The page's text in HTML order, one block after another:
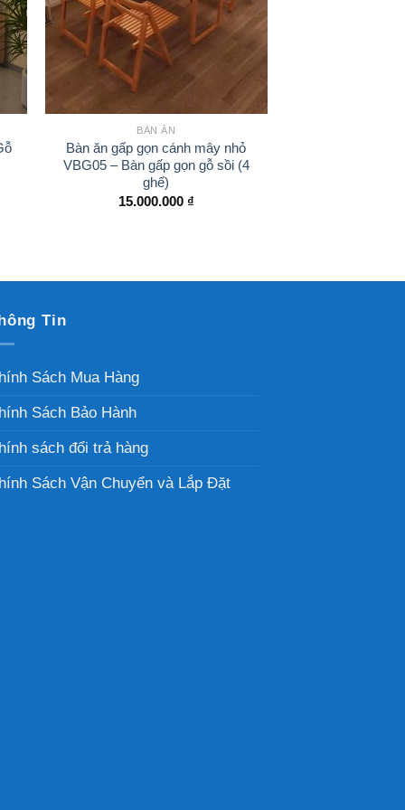
BÀN ĂN
Bàn ăn gấp gọn cánh mây nhỏ
VBG05 – Bàn gấp gọn gỗ sồi (4
ghế)
15.000.000 ₫
Tin
Sách Mua Hàng
Sách Bảo Hành
sách đổi trả hàng
Sách Vận Chuyển và Lắp Đặt